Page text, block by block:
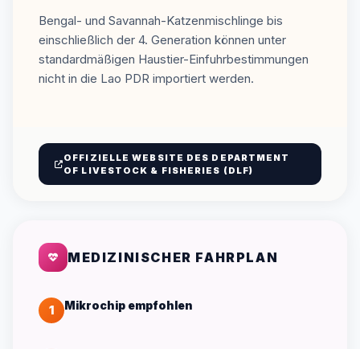
Bengal- und Savannah-Katzenmischlinge bis
einschließlich der 4. Generation können unter
standardmäßigen Haustier-Einfuhrbestimmungen
nicht in die Lao PDR importiert werden.
OFFIZIELLE WEBSITE DES DEPARTMENT
OF LIVESTOCK & FISHERIES (DLF)
MEDIZINISCHER FAHRPLAN
1 Mikrochip empfohlen